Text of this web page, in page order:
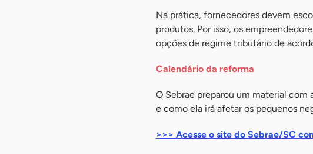
Na prática, fornecedores devem
produtos. Por isso, os
opções de regime tributário de
Calendário da reforma
O Sebrae preparou um material com
e como ela irá afetar os pequenos
>>> Acesse o site do Sebrae/SC